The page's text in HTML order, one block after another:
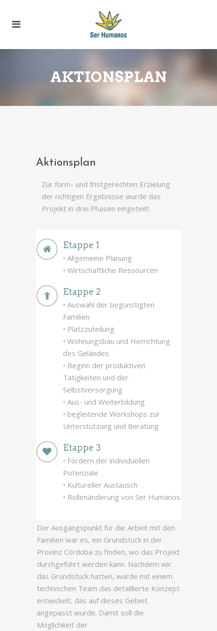
AKTIONSPLAN
Aktionsplan
Zur form- und fristgerechten Erzielung
der richtigen Ergebnisse wurde das
Projekt in drei Phasen eingeteilt:
Etappe 1
• Allgemeine Planung
• Wirtschaftliche Ressourcen
Etappe 2
• Auswahl der begünstigten
Familien
• Platzzuteilung
• Wohnungsbau und Herrichtung
des Geländes
• Beginn der produktiven
Tätigkeiten und der
Selbstversorgung
• Aus- und Weiterbildung
• begleitende Workshops zur
Unterstützung und Beratung
Etappe 3
• Fördern der individuellen
Potenziale
• Kultureller Austausch
• Rollenänderung von Ser Humanos
Der Ausgangspunkt für die Arbeit mit den
Familien war es, ein Grundstück in der
Provinz Córdoba zu finden, wo das Projekt
durchgeführt werden kann. Nachdem wir
das Grundstück hatten, wurde mit einem
technischen Team das detaillierte Konzept
entwickelt, das auf dieses Gebiet
angepasst wurde. Damit soll die
Möglichkeit der